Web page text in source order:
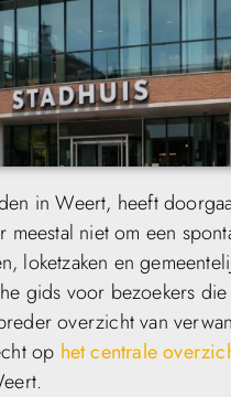
in Weert, heeft
niet om een
loketzaken en
gids voor bezoekers
overzicht van
op het centrale